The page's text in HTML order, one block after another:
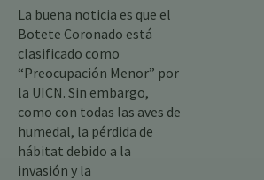
La buena noticia es que el
Botete Coronado está
clasificado como
“Preocupación Menor” por
la UICN. Sin embargo,
como con todas las aves de
humedal, la pérdida de
hábitat debido a la
invasión y la